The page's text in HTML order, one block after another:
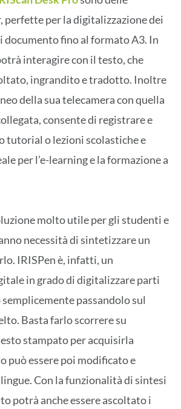
perfette per la digitalizzazione dei
documento fino al formato A3. In
interagire con il testo, che
ingrandito e tradotto. Inoltre
della sua telecamera con quella
consente di registrare e
tutorial o lezioni scolastiche e
per l’e-learning e la formazione a
molto utile per gli studenti e
necessità di sintetizzare un
IRISPen è, infatti, un
in grado di digitalizzare parti
passandolo sul
Basta farlo scorrere su
stampato per acquisirla
può essere poi modificato e
Con la funzionalità di sintesi
potrà anche essere ascoltato i